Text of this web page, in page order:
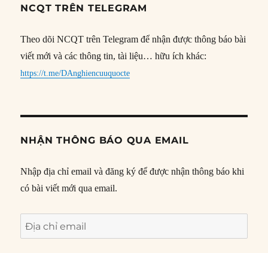
NCQT TRÊN TELEGRAM
Theo dõi NCQT trên Telegram để nhận được thông báo bài
viết mới và các thông tin, tài liệu… hữu ích khác:
https://t.me/DAnghiencuuquocte
NHẬN THÔNG BÁO QUA EMAIL
Nhập địa chỉ email và đăng ký để được nhận thông báo khi
có bài viết mới qua email.
Địa
chỉ